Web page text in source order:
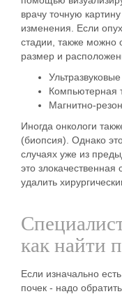
врачу точную
изменения. Если
стадии, также можно
размер и
Компьютерная
Магнитно-
Иногда онкологи
(биопсия). Однако
случаях уже из
это
удалить
как найти
Если изначально
почек - надо